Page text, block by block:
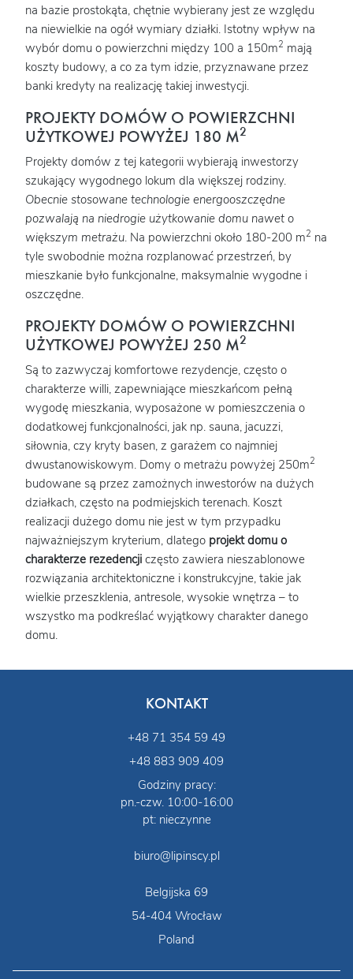
na bazie prostokąta, chętnie wybierany jest ze względu
na niewielkie na ogół wymiary działki. Istotny wpływ na
wybór domu o powierzchni między 100 a 150m2 mają
koszty budowy, a co za tym idzie, przyznawane przez
banki kredyty na realizację takiej inwestycji.
PROJEKTY DOMÓW O POWIERZCHNI
UŻYTKOWEJ POWYŻEJ 180 M2
Projekty domów z tej kategorii wybierają inwestorzy
szukający wygodnego lokum dla większej rodziny.
Obecnie stosowane technologie energooszczędne
pozwalają na niedrogie użytkowanie domu nawet o
większym metrażu. Na powierzchni około 180-200 m2 na
tyle swobodnie można rozplanować przestrzeń, by
mieszkanie było funkcjonalne, maksymalnie wygodne i
oszczędne.
PROJEKTY DOMÓW O POWIERZCHNI
UŻYTKOWEJ POWYŻEJ 250 M2
Są to zazwyczaj komfortowe rezydencje, często o
charakterze willi, zapewniające mieszkańcom pełną
wygodę mieszkania, wyposażone w pomieszczenia o
dodatkowej funkcjonalności, jak np. sauna, jacuzzi,
siłownia, czy kryty basen, z garażem co najmniej
dwustanowiskowym. Domy o metrażu powyżej 250m2
budowane są przez zamożnych inwestorów na dużych
działkach, często na podmiejskich terenach. Koszt
realizacji dużego domu nie jest w tym przypadku
najważniejszym kryterium, dlatego projekt domu o
charakterze rezedencji często zawiera nieszablonowe
rozwiązania architektoniczne i konstrukcyjne, takie jak
wielkie przeszklenia, antresole, wysokie wnętrza – to
wszystko ma podkreślać wyjątkowy charakter danego
domu.
KONTAKT
+48 71 354 59 49
+48 883 909 409
Godziny pracy:
pn.-czw. 10:00-16:00
pt: nieczynne
biuro@lipinscy.pl
Belgijska 69
54-404 Wrocław
Poland